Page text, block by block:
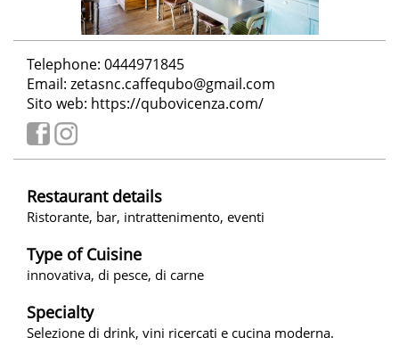
Telephone: 0444971845
Email: zetasnc.caffequbo@gmail.com
Sito web: https://qubovicenza.com/
Restaurant details
Ristorante, bar, intrattenimento, eventi
Type of Cuisine
innovativa, di pesce, di carne
Specialty
Selezione di drink, vini ricercati e cucina moderna.